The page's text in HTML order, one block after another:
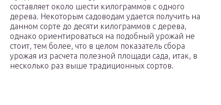
составляет около шести килограммов с одного
дерева. Некоторым садоводам удается получить на
данном сорте до десяти килограммов с дерева,
однако ориентироваться на подобный урожай не
стоит, тем более, что в целом показатель сбора
урожая из расчета полезной площади сада, итак, в
несколько раз выше традиционных сортов.